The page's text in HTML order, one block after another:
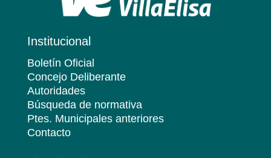
Institucional
Boletín Oficial
Concejo Deliberante
Autoridades
Búsqueda de normativa
Ptes. Municipales anteriores
Contacto